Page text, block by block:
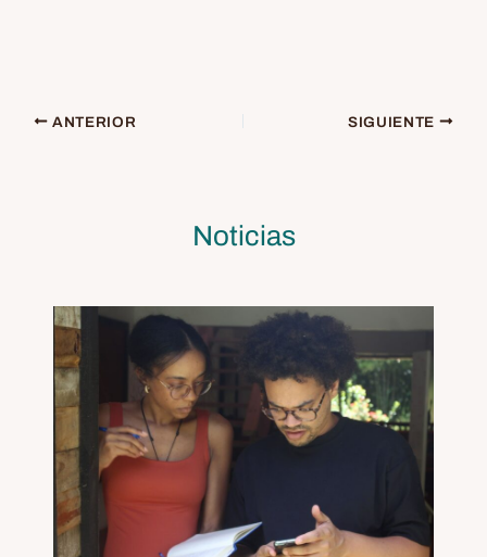
ANTERIOR SIGUIENTE
Noticias